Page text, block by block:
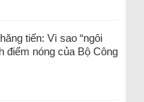
tiến: Vì sao “ngôi
điểm nóng của Bộ Công